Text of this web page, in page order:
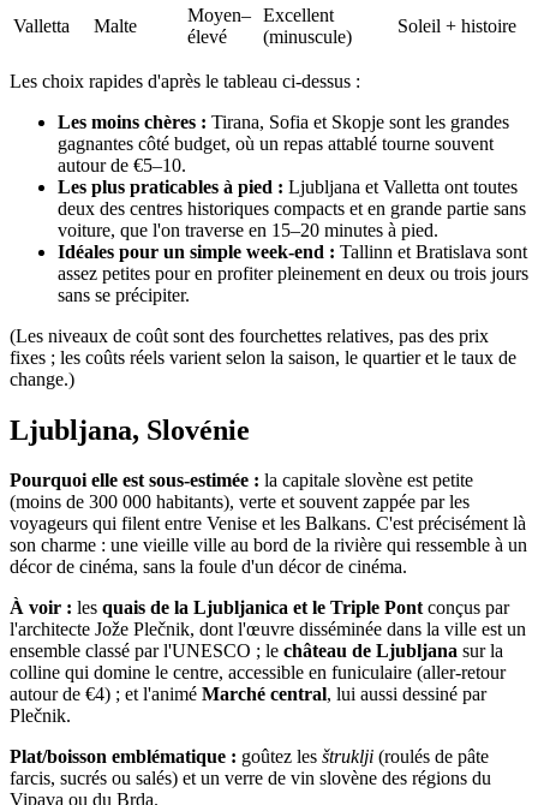
Valletta
Malte
Moyen–
élevé
Excellent
(minuscule)
Soleil + histoire
Les choix rapides d'après le tableau ci-dessus :
Les moins chères : Tirana, Sofia et Skopje sont les grandes
gagnantes côté budget, où un repas attablé tourne souvent
autour de €5–10.
Les plus praticables à pied : Ljubljana et Valletta ont toutes
deux des centres historiques compacts et en grande partie sans
voiture, que l'on traverse en 15–20 minutes à pied.
Idéales pour un simple week-end : Tallinn et Bratislava sont
assez petites pour en profiter pleinement en deux ou trois jours
sans se précipiter.
(Les niveaux de coût sont des fourchettes relatives, pas des prix
fixes ; les coûts réels varient selon la saison, le quartier et le taux de
change.)
Ljubljana, Slovénie
Pourquoi elle est sous-estimée : la capitale slovène est petite
(moins de 300 000 habitants), verte et souvent zappée par les
voyageurs qui filent entre Venise et les Balkans. C'est précisément là
son charme : une vieille ville au bord de la rivière qui ressemble à un
décor de cinéma, sans la foule d'un décor de cinéma.
À voir : les quais de la Ljubljanica et le Triple Pontconçus par
l'architecte Jože Plečnik, dont l'œuvre disséminée dans la ville est un
ensemble classé par l'UNESCO ; le château de Ljubljana sur la
colline qui domine le centre, accessible en funiculaire (aller-retour
autour de €4) ; et l'animé Marché central, lui aussi dessiné par
Plečnik.
Plat/boisson emblématique : goûtez les štruklji (roulés de pâte
farcis, sucrés ou salés) et un verre de vin slovène des régions du
Vipava ou du Brda.